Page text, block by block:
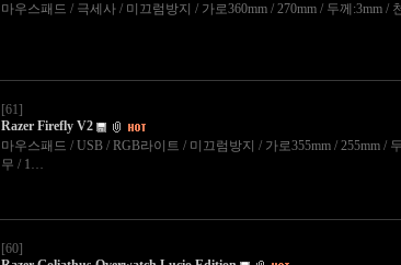
마우스패드 / 극세사 / 미끄럼방지 / 가로360mm / 270mm / 두께:3mm /
[61]
Razer Firefly V2
마우스패드 / USB / RGB라이트 / 미끄럼방지 / 가로355mm / 255mm /
무 / 1…
[60]